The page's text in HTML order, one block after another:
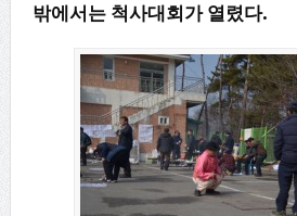
밖에서는 척사대회가 열렸다.